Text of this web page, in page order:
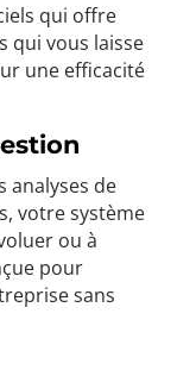
qui offre
qui vous laisse
une efficacité
analyses de
votre système
ou à
pour
sans